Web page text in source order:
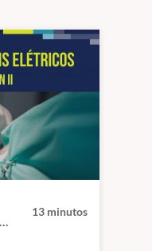
13 minutos